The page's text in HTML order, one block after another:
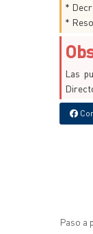
*
*
Las
Paso a